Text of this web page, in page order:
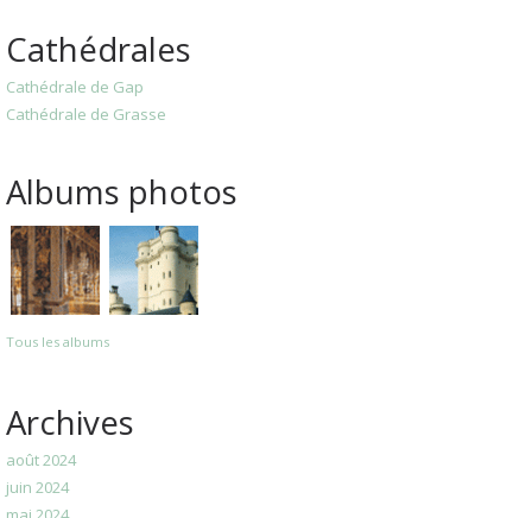
Cathédrales
Cathédrale de Gap
Cathédrale de Grasse
Albums photos
Tous les albums
Archives
août 2024
juin 2024